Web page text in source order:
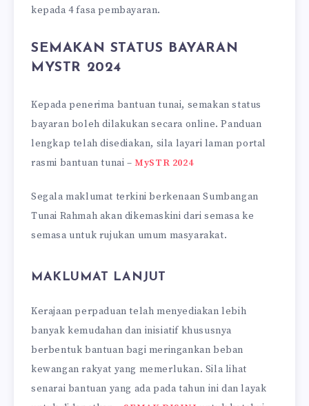
kepada 4 fasa pembayaran.
SEMAKAN STATUS BAYARAN
MYSTR 2024
Kepada penerima bantuan tunai, semakan status
bayaran boleh dilakukan secara online. Panduan
lengkap telah disediakan, sila layari laman portal
rasmi bantuan tunai –MySTR 2024
Segala maklumat terkini berkenaan Sumbangan
Tunai Rahmah akan dikemaskini dari semasa ke
semasa untuk rujukan umum masyarakat.
MAKLUMAT LANJUT
Kerajaan perpaduan telah menyediakan lebih
banyak kemudahan dan inisiatif khususnya
berbentuk bantuan bagi meringankan beban
kewangan rakyat yang memerlukan. Sila lihat
senarai bantuan yang ada pada tahun ini dan layak